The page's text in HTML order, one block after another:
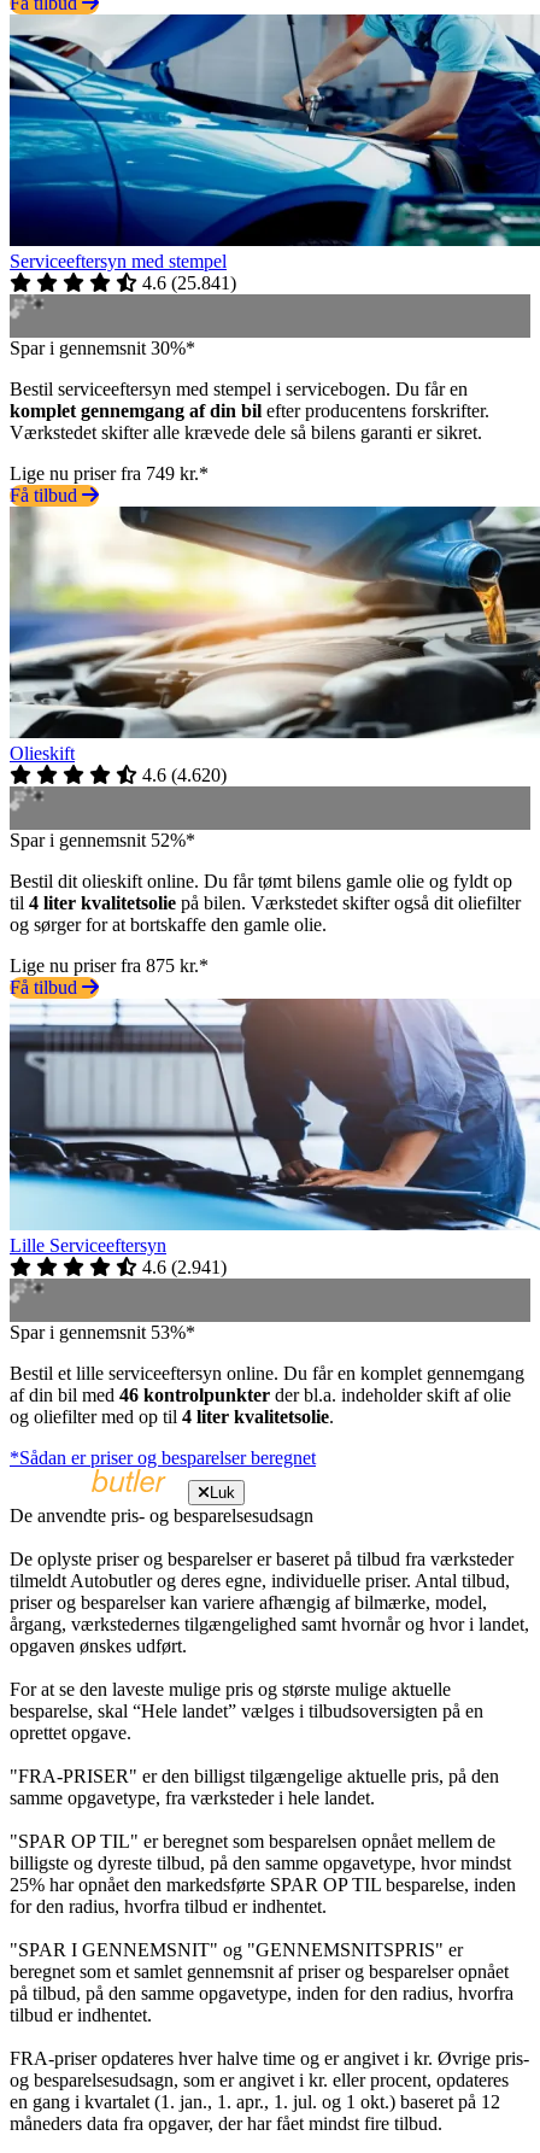
Serviceeftersyn med stempel
4.6 (25.841)
Spar i gennemsnit 30%*
Bestil serviceeftersyn med stempel i servicebogen. Du får en
komplet gennemgang af din bil efter producentens forskrifter.
Værkstedet skifter alle krævede dele så bilens garanti er sikret.
Lige nu priser fra 749 kr.*
Få tilbud
Olieskift
4.6 (4.620)
Spar i gennemsnit 52%*
Bestil dit olieskift online. Du får tømt bilens gamle olie og fyldt op
til 4 liter kvalitetsolie på bilen. Værkstedet skifter også dit oliefilter
og sørger for at bortskaffe den gamle olie.
Lige nu priser fra 875 kr.*
Få tilbud
Lille Serviceeftersyn
4.6 (2.941)
Spar i gennemsnit 53%*
Bestil et lille serviceeftersyn online. Du får en komplet gennemgang
af din bil med 46 kontrolpunkter der bl.a. indeholder skift af olie
og oliefilter med op til 4 liter kvalitetsolie.
*Sådan er priser og besparelser beregnet
Luk
De anvendte pris- og besparelsesudsagn
De oplyste priser og besparelser er baseret på tilbud fra værksteder
tilmeldt Autobutler og deres egne, individuelle priser. Antal tilbud,
priser og besparelser kan variere afhængig af bilmærke, model,
årgang, værkstedernes tilgængelighed samt hvornår og hvor i landet,
opgaven ønskes udført.
For at se den laveste mulige pris og største mulige aktuelle
besparelse, skal “Hele landet” vælges i tilbudsoversigten på en
oprettet opgave.
"FRA-PRISER" er den billigst tilgængelige aktuelle pris, på den
samme opgavetype, fra værksteder i hele landet.
"SPAR OP TIL" er beregnet som besparelsen opnået mellem de
billigste og dyreste tilbud, på den samme opgavetype, hvor mindst
25% har opnået den markedsførte SPAR OP TIL besparelse, inden
for den radius, hvorfra tilbud er indhentet.
"SPAR I GENNEMSNIT" og "GENNEMSNITSPRIS" er
beregnet som et samlet gennemsnit af priser og besparelser opnået
på tilbud, på den samme opgavetype, inden for den radius, hvorfra
tilbud er indhentet.
FRA-priser opdateres hver halve time og er angivet i kr. Øvrige pris-
og besparelsesudsagn, som er angivet i kr. eller procent, opdateres
en gang i kvartalet (1. jan., 1. apr., 1. jul. og 1 okt.) baseret på 12
måneders data fra opgaver, der har fået mindst fire tilbud.